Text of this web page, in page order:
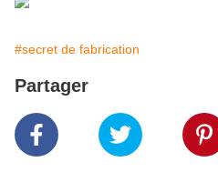
#secret de fabrication
Partager